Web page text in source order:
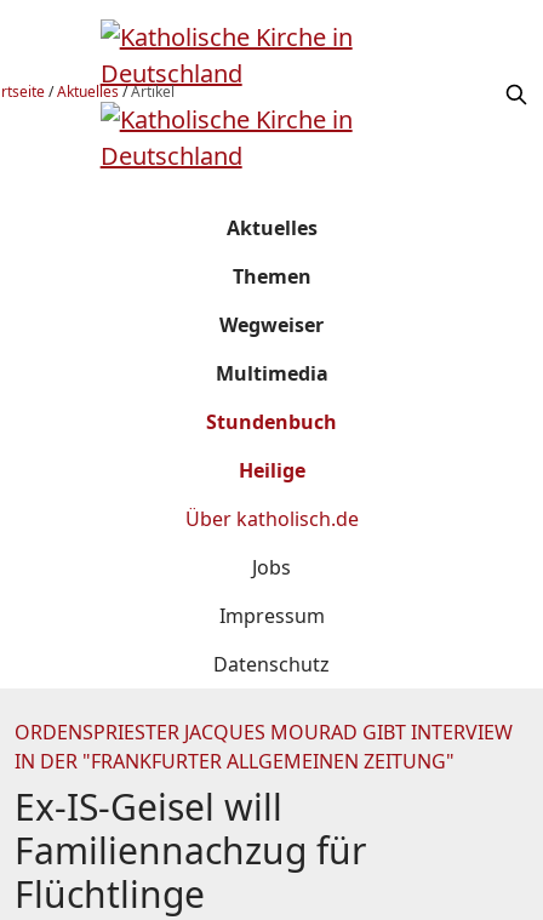
/Aktuelles/Artikel
Aktuelles
Themen
Wegweiser
Multimedia
Stundenbuch
Heilige
Über katholisch.de
Jobs
Impressum
Datenschutz
ORDENSPRIESTER JACQUES MOURAD GIBT INTERVIEW
IN DER "FRANKFURTER ALLGEMEINEN ZEITUNG"
Ex-IS-Geisel will
Familiennachzug für
Flüchtlinge